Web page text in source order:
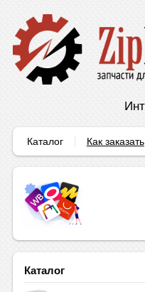
Каталог Как заказать
Каталог